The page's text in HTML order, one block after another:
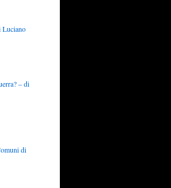
Luciano
– di
di